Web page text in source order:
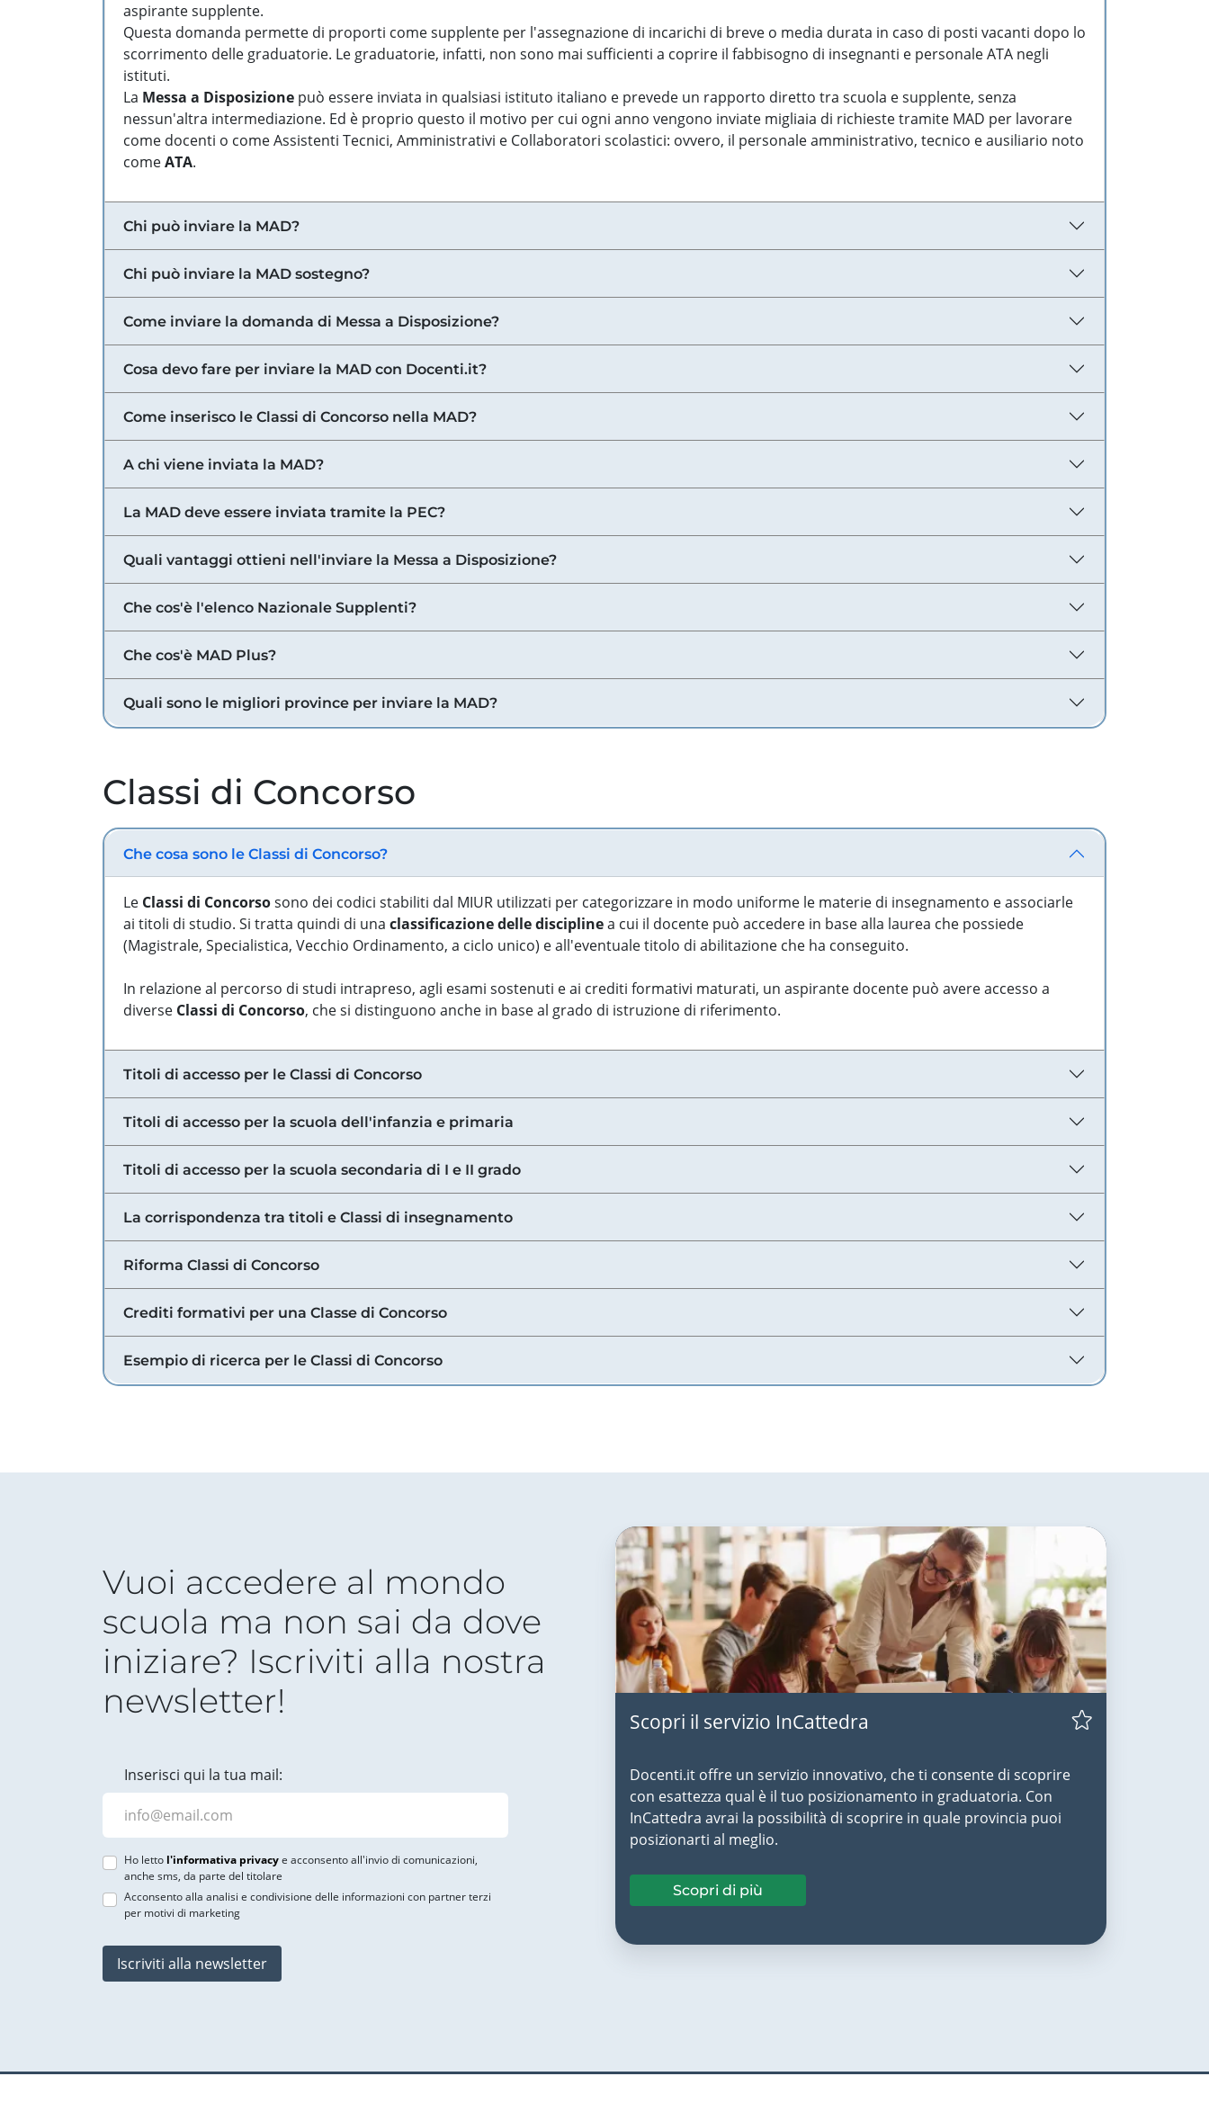
aspirante supplente.
Questa domanda permette di proporti come supplente per l'assegnazione di incarichi di breve o media durata in caso di posti vacanti dopo lo
scorrimento delle graduatorie. Le graduatorie, infatti, non sono mai sufficienti a coprire il fabbisogno di insegnanti e personale ATA negli
istituti.
La Messa a Disposizione può essere inviata in qualsiasi istituto italiano e prevede un rapporto diretto tra scuola e supplente, senza
nessun'altra intermediazione. Ed è proprio questo il motivo per cui ogni anno vengono inviate migliaia di richieste tramite MAD per lavorare
come docenti o come Assistenti Tecnici, Amministrativi e Collaboratori scolastici: ovvero, il personale amministrativo, tecnico e ausiliario noto
comeATA.
Chi può inviare la MAD?
Chi può inviare la MAD sostegno?
Come inviare la domanda di Messa a Disposizione?
Cosa devo fare per inviare la MAD con Docenti.it?
Come inserisco le Classi di Concorso nella MAD?
A chi viene inviata la MAD?
La MAD deve essere inviata tramite la PEC?
Quali vantaggi ottieni nell'inviare la Messa a Disposizione?
Che cos'è l'elenco Nazionale Supplenti?
Che cos'è MAD Plus?
Quali sono le migliori province per inviare la MAD?
Classi di Concorso
Che cosa sono le Classi di Concorso?
Le Classi di Concorsosono dei codici stabiliti dal MIUR utilizzati per categorizzare in modo uniforme le materie di insegnamento e associarle
ai titoli di studio. Si tratta quindi di una classificazione delle disciplinea cui il docente può accedere in base alla laurea che possiede
(Magistrale, Specialistica, Vecchio Ordinamento, a ciclo unico) e all'eventuale titolo di abilitazione che ha conseguito.
In relazione al percorso di studi intrapreso, agli esami sostenuti e ai crediti formativi maturati, un aspirante docente può avere accesso a
diverse Classi di Concorso, che si distinguono anche in base al grado di istruzione di riferimento.
Titoli di accesso per le Classi di Concorso
Titoli di accesso per la scuola dell'infanzia e primaria
Titoli di accesso per la scuola secondaria di I e II grado
La corrispondenza tra titoli e Classi di insegnamento
Riforma Classi di Concorso
Crediti formativi per una Classe di Concorso
Esempio di ricerca per le Classi di Concorso
Vuoi accedere al mondo
scuola ma non sai da dove
iniziare? Iscriviti alla nostra
newsletter!
Inserisci qui la tua mail:
Ho letto l'informativa privacye acconsento all'invio di comunicazioni,
anche sms, da parte del titolare
Acconsento alla analisi e condivisione delle informazioni con partner terzi
per motivi di marketing
Iscriviti alla newsletter
Scopri il servizio InCattedra
Docenti.it offre un servizio innovativo, che ti consente di scoprire
con esattezza qual è il tuo posizionamento in graduatoria. Con
InCattedra avrai la possibilità di scoprire in quale provincia puoi
posizionarti al meglio.
Scopri di più